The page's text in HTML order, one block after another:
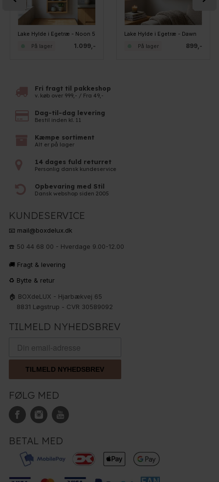
Lake Hylde i Egetræ - Noon 5
1.099,-
På lager
Lake Hylde i Egetræ - Dawn
899,-
På lager
Fri fragt til pakkeshop
v. køb over 999,- / Fra 49,-
Dag-til-dag levering
Bestil inden kl. 11
Kæmpe sortiment
Alt er på lager
14 dages fuld returret
Personlig dansk kundeservice
Opbevaring med Stil
Dansk webshop siden 2005
KUNDESERVICE
📧 mail@boxdelux.dk
☎️ 50 44 68 00 - Hverdage 9.00-12.00
🚚 Fragt & levering
♻️ Bytte & retur
🏠 BOXdeLUX - Hjarbækvej 65
8831 Løgstrup - CVR 30589092
TILMELD NYHEDSBREV
TILMELD NYHEDSBREV
FØLG MED
BETAL MED